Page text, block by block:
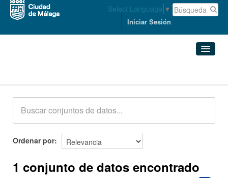
Select Language ▼
Iniciar Sesión
Acerca de
Ordenar por
1 conjunto de datos encontrado